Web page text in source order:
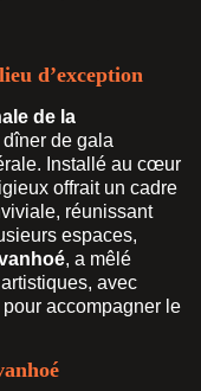
d’exception
de la
de gala
Installé au cœur
offrait un cadre
réunissant
espaces,
, a mêlé
avec
accompagner le